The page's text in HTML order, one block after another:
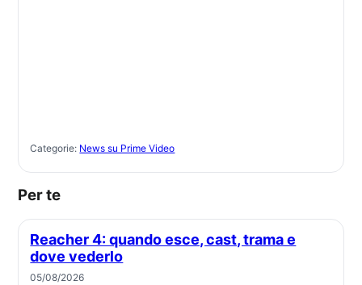
Categorie: News su Prime Video
Per te
Reacher 4: quando esce, cast, trama e
dove vederlo
05/08/2026